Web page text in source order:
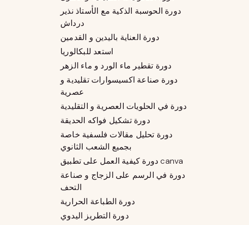
دورة الحوسبة الذكية مع الأستاذ نذير
درداش
دورة العناية باليدين و القدمين
استعد للبكالوريا
دورة تقطير ماء الورد و ماء الزهر
دورة صناعة اكسيسوارات تقليدية و
عصرية
دورة في الحلويات العصرية و التقليدية
دورة تشكيل فواكه الحديقة
دورة تحليل مقالات فلسفية خاصة
بجميع الشعب الثانوي
دورة كيفية العمل على تطبيق canva
دورة في الرسم على الزجاج و صناعة
التحف
دورة الطباعة الحرارية
دورة التطريز اليدوي